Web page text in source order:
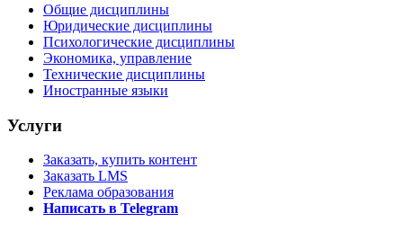
Общие дисциплины
Юридические дисциплины
Психологические дисциплины
Экономика, управление
Технические дисциплины
Иностранные языки
Услуги
Заказать, купить контент
Заказать LMS
Реклама образования
Написать в Telegram